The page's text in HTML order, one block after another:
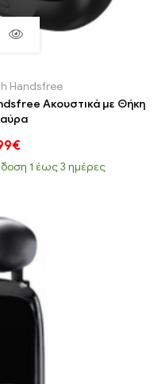
Handsfree
Ακουστικά με Θήκη
€
1 έως 3 ημέρες